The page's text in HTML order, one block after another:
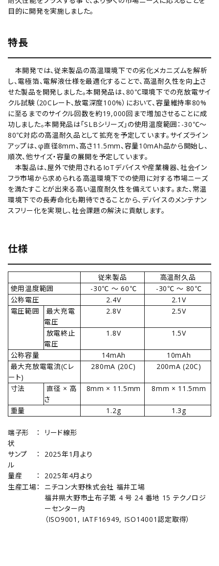
目的に開発を実施しました。
特長
本開発では、従来製品の高温環境下での劣化メカニズムを解析
し、電極箔、電解液仕様を最適化することで、高温耐久性を向上さ
せた製品を開発しました。本開発品は、80℃環境下での充放電サイ
クル試験（20Cレート、放電深度100%）において、容量維持率80%
に至るまでのサイクル回数を約19,000回まで増加させることに成
功しました。本開発品は「SLBシリーズ」の使用温度範囲：-30℃～
80℃対応の高温耐久品として拡充を予定しています。サイズライン
アップは、φ直径8mm、高さ11.5mm、容量10mAh品から開始し、
順次、他サイズ・容量の展開を予定しています。
本製品は、屋外で使用されるIoTデバイスや産業機器、社会イン
フラ市場から求められる高温環境下での使用に対する市場ニーズ
を満たすことが出来る高い温度耐久性を備えています。また、常温
環境下での長寿命化も期待できることから、デバイスのメンテナン
スフリー化を実現し、社会課題の解決に貢献します。
仕様
従来製品
高温耐久品
使用温度範囲
-30℃ ～ 60℃
-30℃ ～ 80℃
公称電圧
2.4V
2.1V
電圧範囲
最大充電
電圧
2.8V 2.5V
放電終止
電圧
1.8V 1.5V
公称容量 14mAh
10mAh
最大充放電電流(Cレ
ート)
280mA (20C) 200mA (20C)
寸法
直径 × 高
さ
8mm × 11.5mm 8mm × 11.5mm
重量 1.2g 1.3g
端子形
状
： リード線形
サンプ
ル
： 2025年1月より
量産 ：
2025年4月より
生産工場 ：
ニチコン大野株式会社 福井工場
福井県大野市土布子第 4 号 24 番地 15 テクノロジ
ーセンター内
（ISO9001, IATF16949, ISO14001認定取得）